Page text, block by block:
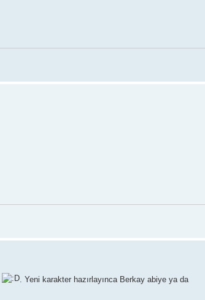
. Yeni karakter hazırlayınca Berkay abiye ya da